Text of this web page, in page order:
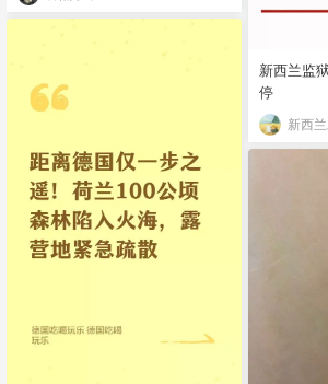
新西兰监
停
新西